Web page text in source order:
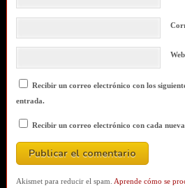
Web
Recibir un correo electrónico con los
entrada.
Recibir un correo electrónico con cada
Akismet para reducir el spam. Aprende cómo se